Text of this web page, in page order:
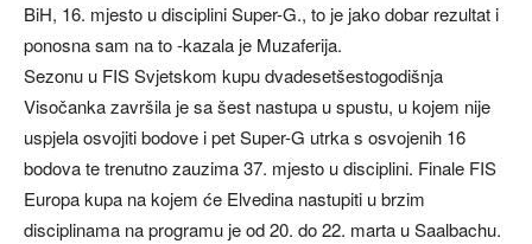
BiH, 16. mjesto u disciplini Super-G., to je jako dobar rezultat i
ponosna sam na to -kazala je Muzaferija.
Sezonu u FIS Svjetskom kupu dvadesetšestogodišnja
Visočanka završila je sa šest nastupa u spustu, u kojem nije
uspjela osvojiti bodove i pet Super-G utrka s osvojenih 16
bodova te trenutno zauzima 37. mjesto u disciplini. Finale FIS
Europa kupa na kojem će Elvedina nastupiti u brzim
disciplinama na programu je od 20. do 22. marta u Saalbachu.